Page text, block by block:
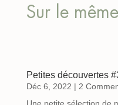
Sur le
Petites découvertes
Déc 6, 2022 | 2